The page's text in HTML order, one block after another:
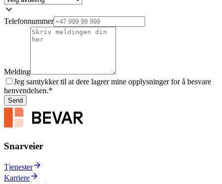
Telefonnummer
Melding
Jeg samtykker til at dere lagrer mine opplysninger for å besvare
henvendelsen.*
Send
Snarveier
Tjenester
Karriere